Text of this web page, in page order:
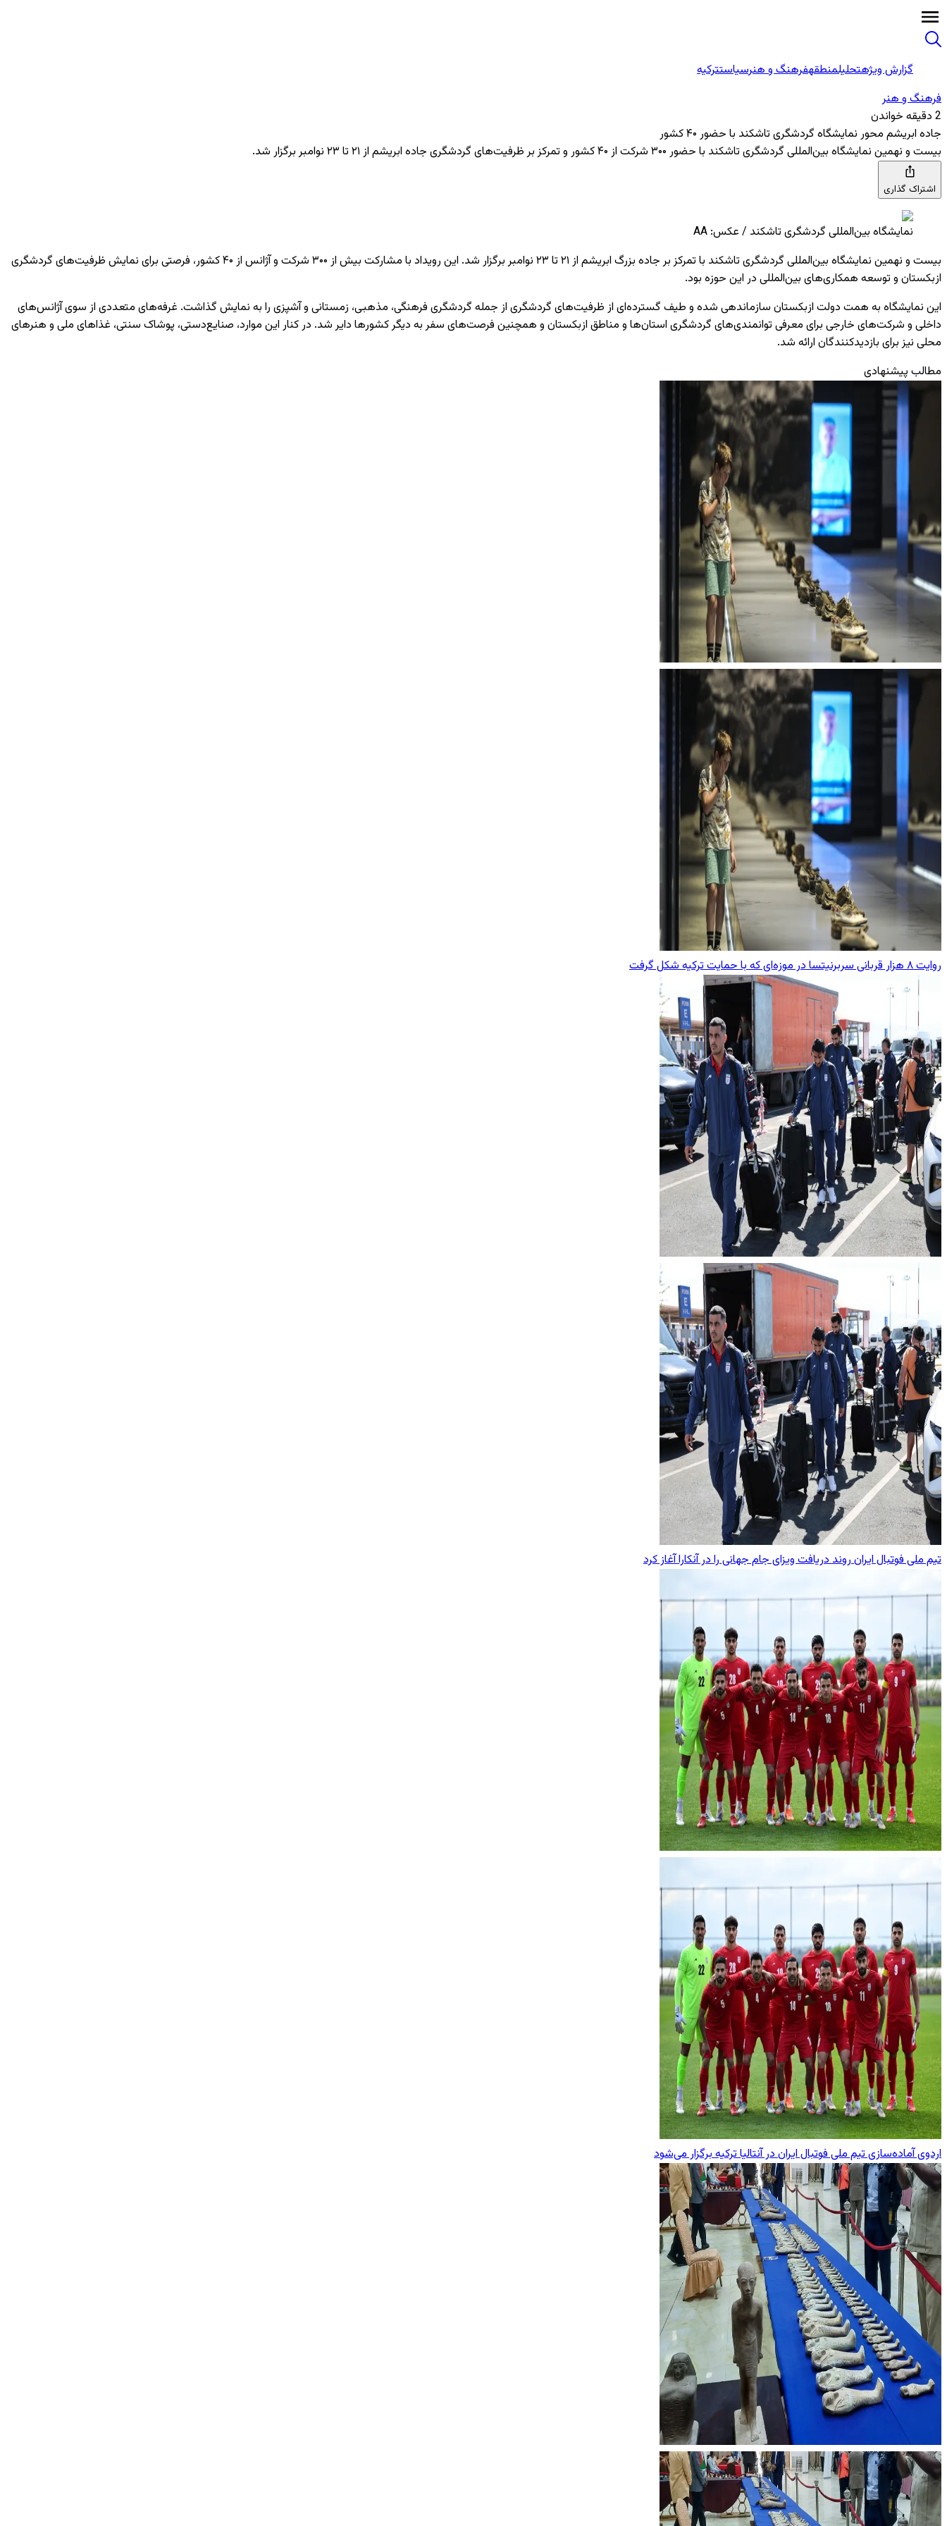
گزارش ویژهتحلیلمنطقهفرهنگ و هنرسیاستترکیه
فرهنگ و هنر
2 دقیقه خواندن
جاده ابریشم محور نمایشگاه گردشگری تاشکند با حضور ۴۰ کشور
بیست و نهمین نمایشگاه بین‌المللی گردشگری تاشکند با حضور ۳۰۰ شرکت از ۴۰ کشور و تمرکز بر ظرفیت‌های گردشگری جاده ابریشم از ۲۱ تا ۲۳ نوامبر برگزار شد.
اشتراک گذاری
نمایشگاه بین‌المللی گردشگری تاشکند / عکس: AA
بیست و نهمین نمایشگاه بین‌المللی گردشگری تاشکند با تمرکز بر جاده بزرگ ابریشم از ۲۱ تا ۲۳ نوامبر برگزار شد. این رویداد با مشارکت بیش از ۳۰۰ شرکت و آژانس از ۴۰ کشور، فرصتی برای نمایش ظرفیت‌های گردشگری
ازبکستان و توسعه همکاری‌های بین‌المللی در این حوزه بود.
این نمایشگاه به همت دولت ازبکستان سازماندهی شده و طیف گسترده‌ای از ظرفیت‌های گردشگری از جمله گردشگری فرهنگی، مذهبی، زمستانی و آشپزی را به نمایش گذاشت. غرفه‌های متعددی از سوی آژانس‌های
داخلی و شرکت‌های خارجی برای معرفی توانمندی‌های گردشگری استان‌ها و مناطق ازبکستان و همچنین فرصت‌های سفر به دیگر کشورها دایر شد. در کنار این موارد، صنایع‌دستی، پوشاک سنتی، غذاهای ملی و هنرهای
محلی نیز برای بازدیدکنندگان ارائه شد.
مطالب پیشنهادی
روایت ۸ هزار قربانی سربرنیتسا در موزه‌ای که با حمایت ترکیه شکل گرفت
تیم ملی فوتبال ایران روند دریافت ویزای جام جهانی را در آنکارا آغاز کرد
اردوی آماده‌سازی تیم ملی فوتبال ایران در آنتالیا ترکیه برگزار می‌شود